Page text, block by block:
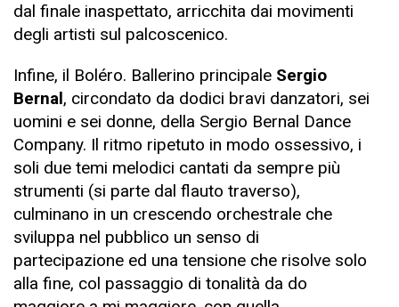
dal finale inaspettato, arricchita dai movimenti
degli artisti sul palcoscenico.
Infine, il Boléro. Ballerino principale Sergio
Bernal, circondato da dodici bravi danzatori, sei
uomini e sei donne, della Sergio Bernal Dance
Company. Il ritmo ripetuto in modo ossessivo, i
soli due temi melodici cantati da sempre più
strumenti (si parte dal flauto traverso),
culminano in un crescendo orchestrale che
sviluppa nel pubblico un senso di
partecipazione ed una tensione che risolve solo
alla fine, col passaggio di tonalità da do